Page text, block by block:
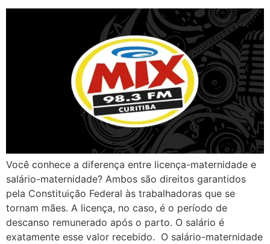
Você conhece a diferença entre licença-maternidade e
salário-maternidade? Ambos são direitos garantidos
pela Constituição Federal às trabalhadoras que se
tornam mães. A licença, no caso, é o período de
descanso remunerado após o parto. O salário é
exatamente esse valor recebido. O salário-maternidade